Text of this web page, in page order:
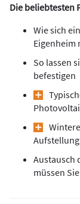
Die beliebtesten
Wie sich
Eigenheim
So lassen
befestigen
Austausch
müssen